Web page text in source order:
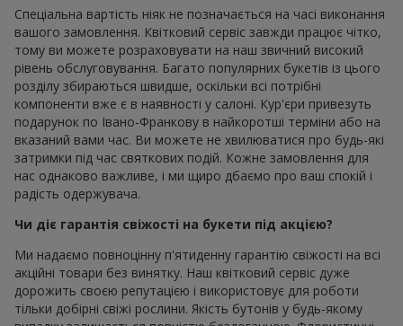
Спеціальна вартість ніяк не позначається на часі виконання
вашого замовлення. Квітковий сервіс завжди працює чітко,
тому ви можете розраховувати на наш звичний високий
рівень обслуговування. Багато популярних букетів із цього
розділу збираються швидше, оскільки всі потрібні
компоненти вже є в наявності у салоні. Кур'єри привезуть
подарунок по Івано-Франкову в найкоротші терміни або на
вказаний вами час. Ви можете не хвилюватися про будь-які
затримки під час святкових подій. Кожне замовлення для
нас однаково важливе, і ми щиро дбаємо про ваш спокій і
радість одержувача.
Чи діє гарантія свіжості на букети під акцією?
Ми надаємо повноцінну п'ятиденну гарантію свіжості на всі
акційні товари без винятку. Наш квітковий сервіс дуже
дорожить своєю репутацією і використовує для роботи
тільки добірні свіжі рослини. Якість бутонів у будь-якому